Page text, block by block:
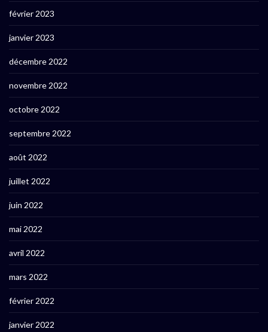
février 2023
janvier 2023
décembre 2022
novembre 2022
octobre 2022
septembre 2022
août 2022
juillet 2022
juin 2022
mai 2022
avril 2022
mars 2022
février 2022
janvier 2022